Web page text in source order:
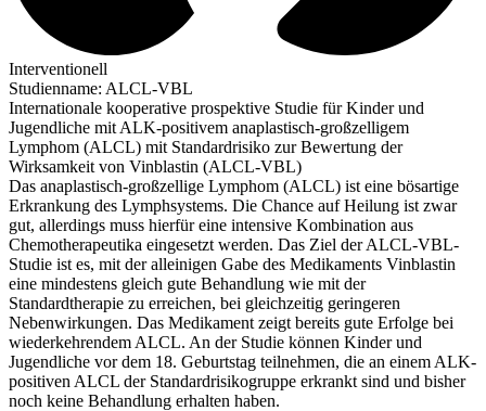
Interventionell
Studienname: ALCL-VBL
Internationale kooperative prospektive Studie für Kinder und
Jugendliche mit ALK-positivem anaplastisch-großzelligem
Lymphom (ALCL) mit Standardrisiko zur Bewertung der
Wirksamkeit von Vinblastin (ALCL-VBL)
Das anaplastisch-großzellige Lymphom (ALCL) ist eine bösartige
Erkrankung des Lymphsystems. Die Chance auf Heilung ist zwar
gut, allerdings muss hierfür eine intensive Kombination aus
Chemotherapeutika eingesetzt werden. Das Ziel der ALCL-VBL-
Studie ist es, mit der alleinigen Gabe des Medikaments Vinblastin
eine mindestens gleich gute Behandlung wie mit der
Standardtherapie zu erreichen, bei gleichzeitig geringeren
Nebenwirkungen. Das Medikament zeigt bereits gute Erfolge bei
wiederkehrendem ALCL. An der Studie können Kinder und
Jugendliche vor dem 18. Geburtstag teilnehmen, die an einem ALK-
positiven ALCL der Standardrisikogruppe erkrankt sind und bisher
noch keine Behandlung erhalten haben.